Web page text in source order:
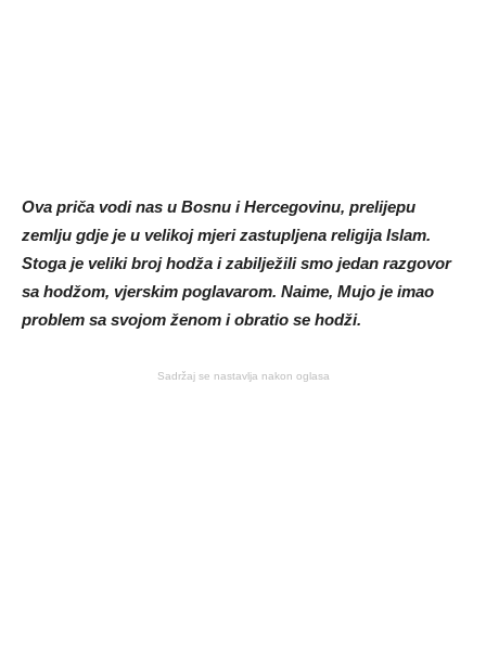
Ova priča vodi nas u Bosnu i Hercegovinu, prelijepu
zemlju gdje je u velikoj mjeri zastupljena religija Islam.
Stoga je veliki broj hodža i zabilježili smo jedan razgovor
sa hodžom, vjerskim poglavarom. Naime, Mujo je imao
problem sa svojom ženom i obratio se hodži.
Sadržaj se nastavlja nakon oglasa